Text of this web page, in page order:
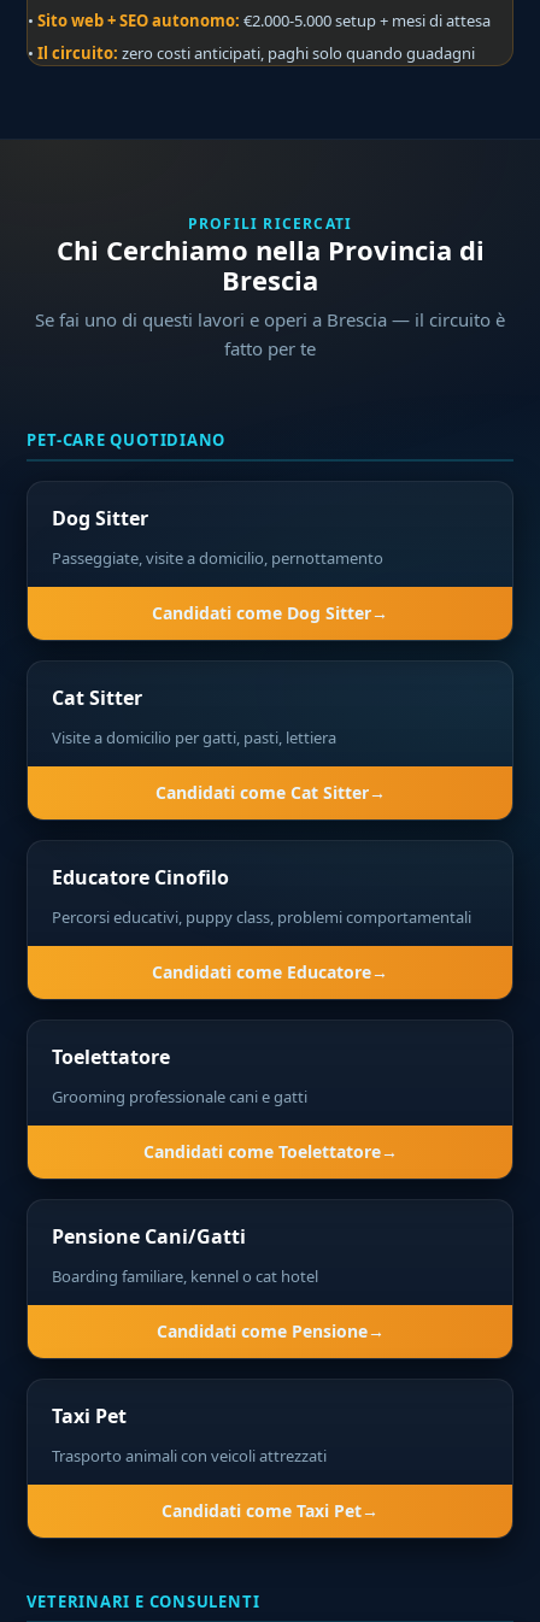
•Sito web + SEO autonomo: €2.000-5.000 setup + mesi di attesa
•Il circuito: zero costi anticipati, paghi solo quando guadagni
PROFILI RICERCATI
Chi Cerchiamo nella Provincia di
Brescia
Se fai uno di questi lavori e operi a Brescia — il circuito è
fatto per te
PET-CARE QUOTIDIANO
Dog Sitter
Passeggiate, visite a domicilio, pernottamento
Candidati come Dog Sitter
Cat Sitter
Visite a domicilio per gatti, pasti, lettiera
Candidati come Cat Sitter
Educatore Cinofilo
Percorsi educativi, puppy class, problemi comportamentali
Candidati come Educatore
Toelettatore
Grooming professionale cani e gatti
Candidati come Toelettatore
Pensione Cani/Gatti
Boarding familiare, kennel o cat hotel
Candidati come Pensione
Taxi Pet
Trasporto animali con veicoli attrezzati
Candidati come Taxi Pet
VETERINARI E CONSULENTI